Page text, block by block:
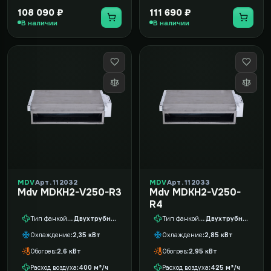
108 090 ₽
В наличии
111 690 ₽
В наличии
MDVАрт. 112032
Mdv MDKH2-V250-R3
Тип фанкойла Двухтрубный
Охлаждение 2,35 кВт
Обогрев 2,6 кВт
Расход воздуха 400 м³/ч
MDVАрт. 112033
Mdv MDKH2-V250-
R4
Тип фанкойла Двухтрубный
Охлаждение 2,85 кВт
Обогрев 2,95 кВт
Расход воздуха 425 м³/ч